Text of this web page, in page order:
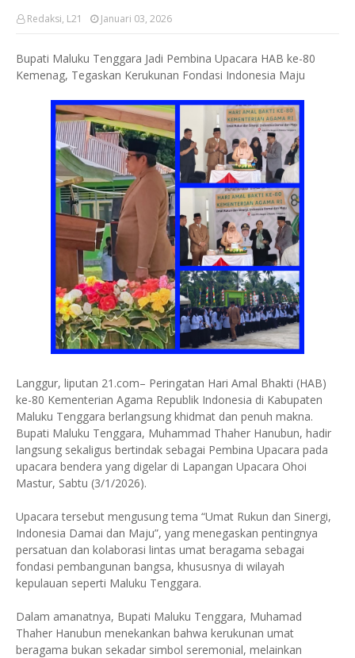
Redaksi, L21 Januari 03, 2026
Bupati Maluku Tenggara Jadi Pembina Upacara HAB ke-80
Kemenag, Tegaskan Kerukunan Fondasi Indonesia Maju
Langgur, liputan 21.com– Peringatan Hari Amal Bhakti (HAB)
ke-80 Kementerian Agama Republik Indonesia di Kabupaten
Maluku Tenggara berlangsung khidmat dan penuh makna.
Bupati Maluku Tenggara, Muhammad Thaher Hanubun, hadir
langsung sekaligus bertindak sebagai Pembina Upacara pada
upacara bendera yang digelar di Lapangan Upacara Ohoi
Mastur, Sabtu (3/1/2026).
Upacara tersebut mengusung tema “Umat Rukun dan Sinergi,
Indonesia Damai dan Maju”, yang menegaskan pentingnya
persatuan dan kolaborasi lintas umat beragama sebagai
fondasi pembangunan bangsa, khususnya di wilayah
kepulauan seperti Maluku Tenggara.
Dalam amanatnya, Bupati Maluku Tenggara, Muhamad
Thaher Hanubun menekankan bahwa kerukunan umat
beragama bukan sekadar simbol seremonial, melainkan